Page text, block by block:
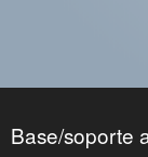
Base/soporte